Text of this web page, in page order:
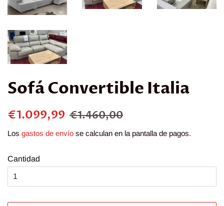
Sofá Convertible Italia
Precio
€1.099,99 Precio
venta
€1.460,00
Los gastos de envío se calculan en la pantalla de pagos.
Cantidad